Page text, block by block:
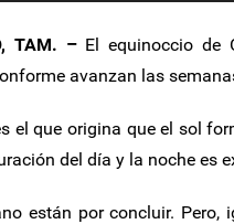
TAM. –El equinoccio de
avanzan las
el que origina que el sol
del día y la noche es
están por concluir. Pero,